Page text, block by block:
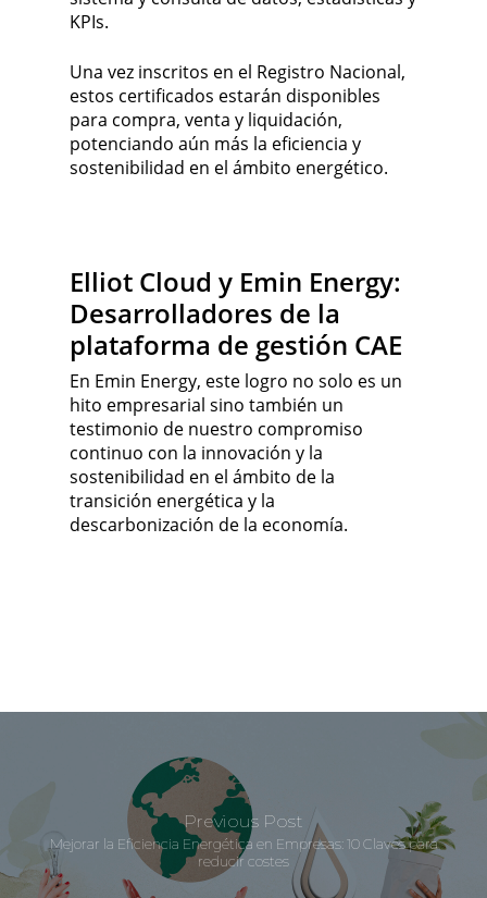
KPIs.
Una vez inscritos en el Registro Nacional,
estos certificados estarán disponibles
para compra, venta y liquidación,
potenciando aún más la eficiencia y
sostenibilidad en el ámbito energético.
Elliot Cloud y Emin Energy:
Desarrolladores de la
plataforma de gestión CAE
En Emin Energy, este logro no solo es un
hito empresarial sino también un
testimonio de nuestro compromiso
continuo con la innovación y la
sostenibilidad en el ámbito de la
transición energética y la
descarbonización de la economía.
Previous Post
Mejorar la Eficiencia Energética en Empresas: 10 Claves para
reducir costes